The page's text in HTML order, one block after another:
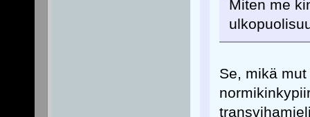
Miten me
Se, mikä